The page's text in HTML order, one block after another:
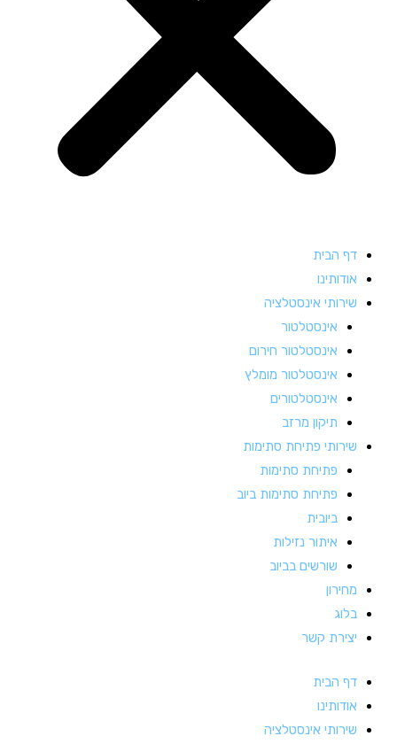
דף הבית
אודותינו
שירותי אינסטלציה
אינסטלטור
אינסטלטור חירום
אינסטלטור מומלץ
אינסטלטורים
תיקון מרזב
שירותי פתיחת סתימות
פתיחת סתימות
פתיחת סתימות ביוב
ביובית
איתור נזילות
שורשים בביוב
מחירון
בלוג
יצירת קשר
דף הבית
אודותינו
שירותי אינסטלציה